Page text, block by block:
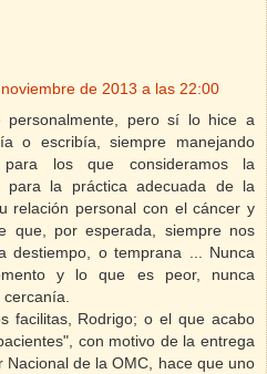
de 2013 a las 22:00
personalmente, pero sí lo hice a
o escribía, siempre manejando
para los que consideramos la
para la práctica adecuada de la
relación personal con el cáncer y
que, por esperada, siempre nos
destiempo, o temprana ... Nunca
y lo que es peor, nunca
facilitas, Rodrigo; o el que acabo
con motivo de la entrega
Nacional de la OMC, hace que uno